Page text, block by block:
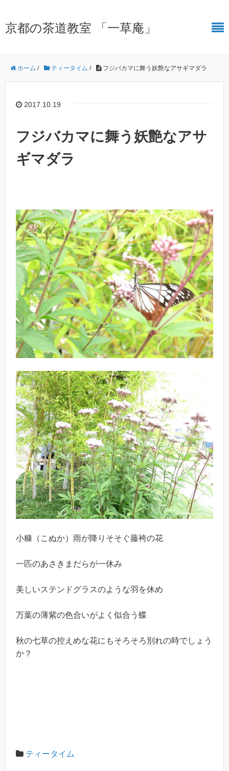
京都の茶道教室 「一草庵」
ホーム / ティータイム / フジバカマに舞う妖艶なアサギマダラ
2017.10.19
フジバカマに舞う妖艶なアサ
ギマダラ
小糠（こぬか）雨が降りそそぐ藤袴の花
一匹のあさきまだらが一休み
美しいステンドグラスのような羽を休め
万葉の薄紫の色合いがよく似合う蝶
秋の七草の控えめな花にもそろそろ別れの時でしょう
か？
ティータイム